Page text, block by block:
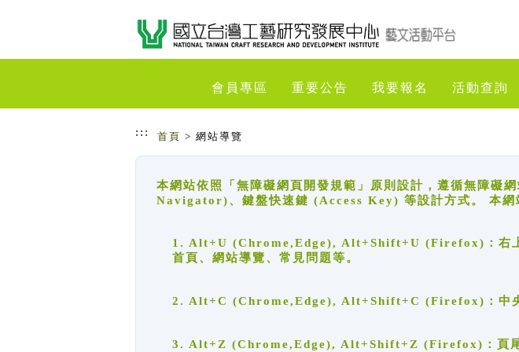
會員專區 重要公告 我要報名 活動查詢
::: 首頁 > 網站導覽
本網站依照「無障礙網頁開發規範」原則設計，遵循無障礙
Navigator)、鍵盤快速鍵 (Access Key) 等設計方式。 本網
1. Alt+U (Chrome,Edge), Alt+Shift+U (Firefox)：右上
首頁、網站導覽、常見問題等。
2. Alt+C (Chrome,Edge), Alt+Shift+C (Firefox)：中央
3. Alt+Z (Chrome,Edge), Alt+Shift+Z (Firefox)：頁尾